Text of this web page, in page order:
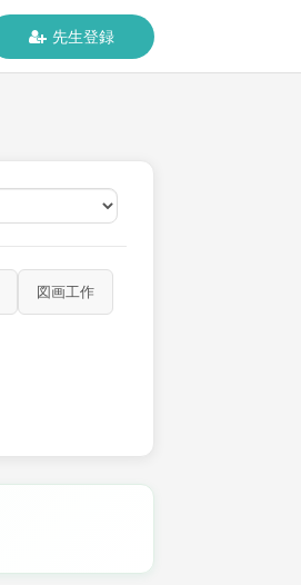
先生登録
図画工作